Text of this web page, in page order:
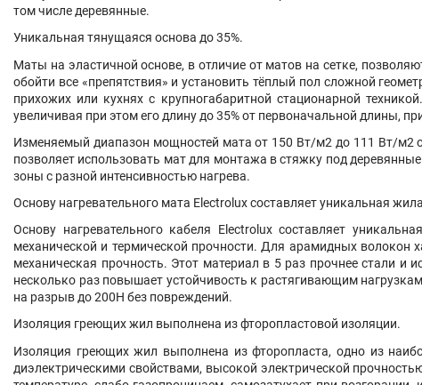
том числе деревянные.
Уникальная тянущаяся основа до 35%.
Маты на эластичной основе, в отличие от матов на сетке,
обойти все «препятствия» и установить тёплый пол сложной
прихожих или кухнях с крупногабаритной стационарной
увеличивая при этом его длину до 35% от первоначальной длины,
Изменяемый диапазон мощностей мата от 150 Вт/м2 до 111 Вт/м2
позволяет использовать мат для монтажа в стяжку под
зоны с разной интенсивностью нагрева.
Основу нагревательного мата Electrolux составляет уникальная
Основу нагревательного кабеля Electrolux составляет
механической и термической прочности. Для арамидных волокон
механическая прочность. Этот материал в 5 раз прочнее стали
несколько раз повышает устойчивость к растягивающим
на разрыв до 200Н без повреждений.
Изоляция греющих жил выполнена из фторопластовой изоляции.
Изоляция греющих жил выполнена из фторопласта, одно из
диэлектрическими свойствами, высокой электрической